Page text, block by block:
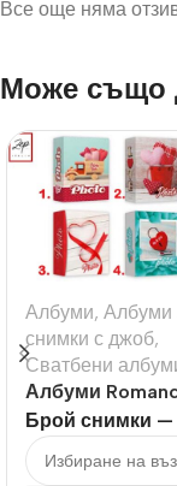
Все още няма
Може също
Албуми, Албуми
снимки с джоб,
Сватбени
Албуми
10х15 100бр и
Брой снимки —